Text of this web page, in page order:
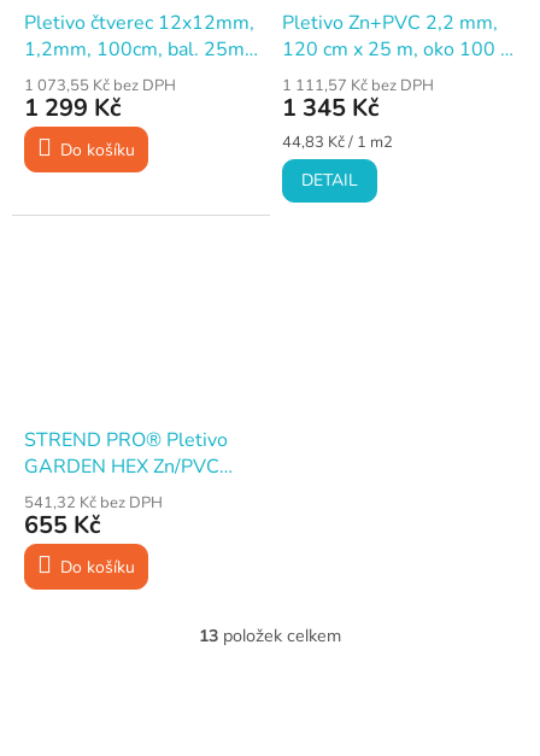
Pletivo čtverec 12x12mm,
1,2mm, 100cm, bal. 25m,
ZN+PVC zelené
1 073,55 Kč bez DPH
1 299 Kč
Do košíku
Pletivo Zn+PVC 2,2 mm,
120 cm x 25 m, oko 100 x
50 mm, zelené
1 111,57 Kč bez DPH
1 345 Kč
Měrná
cena:
44,83 Kč / 1 m2
DETAIL
STREND PRO® Pletivo
GARDEN HEX Zn/PVC
zelené, oko 25 mm, drát
1,0 mm, 100 cm × 25 m
541,32 Kč bez DPH
655 Kč
Do košíku
O
13 položek celkem